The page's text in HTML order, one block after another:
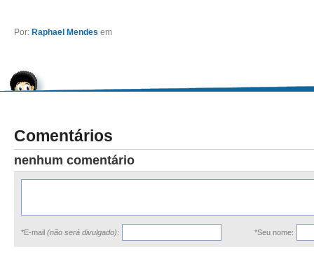
Por: Raphael Mendes em
Comentários
nenhum comentário
*E-mail (não será divulgado): *Seu nome: